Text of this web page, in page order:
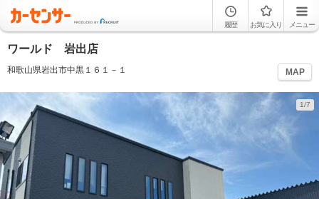
履歴 お気に入り メニュー
ワールド 岩出店
和歌山県岩出市中黒１６１－１ MAP
1/7